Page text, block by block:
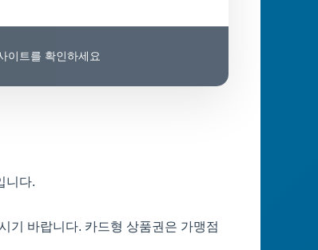
이트를 확인하세요
니다.
기 바랍니다. 카드형 상품권은 가맹점